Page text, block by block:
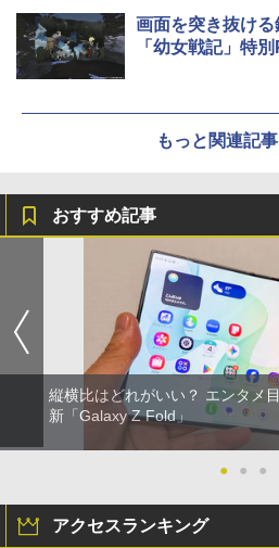
画面を突き抜け
「幼女戦記」特
もっと関連記
おすすめ記事
縦横比はどれがいい？ エンタメ
新「Galaxy Z Fold」
● ● ●
アクセスランキング